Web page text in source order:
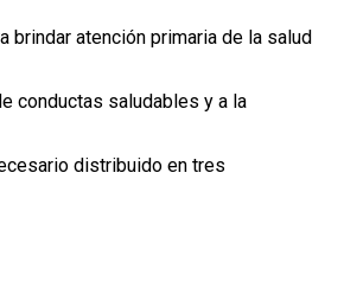
brindar atención primaria de la salud
conductas saludables y a la
distribuido en tres